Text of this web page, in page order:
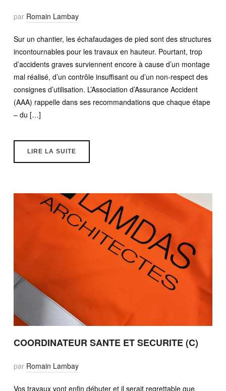
par Romain Lambay
Sur un chantier, les échafaudages de pied sont des structures
incontournables pour les travaux en hauteur. Pourtant, trop
d’accidents graves surviennent encore à cause d’un montage
mal réalisé, d’un contrôle insuffisant ou d’un non-respect des
consignes d’utilisation. L’Association d’Assurance Accident
(AAA) rappelle dans ses recommandations que chaque étape
– du […]
LIRE LA SUITE
COORDINATEUR SANTE ET SECURITE (C)
par Romain Lambay
Vos travaux vont enfin débuter et il serait regrettable que